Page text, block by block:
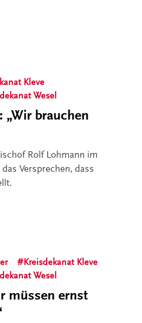
Kleve
Wesel
brauchen
Rolf Lohmann im
Versprechen, dass
Kreisdekanat Kleve
Wesel
müssen ernst